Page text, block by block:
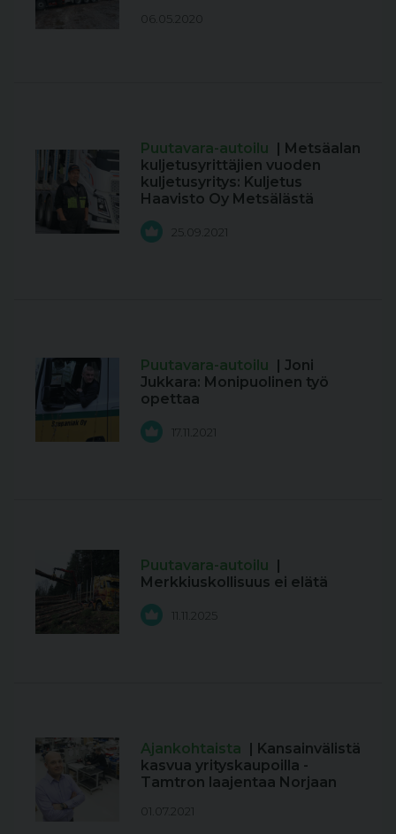
06.05.2020
Puutavara-autoilu | Metsäalan
kuljetusyrittäjien vuoden
kuljetusyritys: Kuljetus
Haavisto Oy Metsälästä
25.09.2021
Puutavara-autoilu | Joni
Jukkara: Monipuolinen työ
opettaa
17.11.2021
Puutavara-autoilu |
Merkkiuskollisuus ei elätä
11.11.2025
Ajankohtaista | Kansainvälistä
kasvua yrityskaupoilla -
Tamtron laajentaa Norjaan
01.07.2021